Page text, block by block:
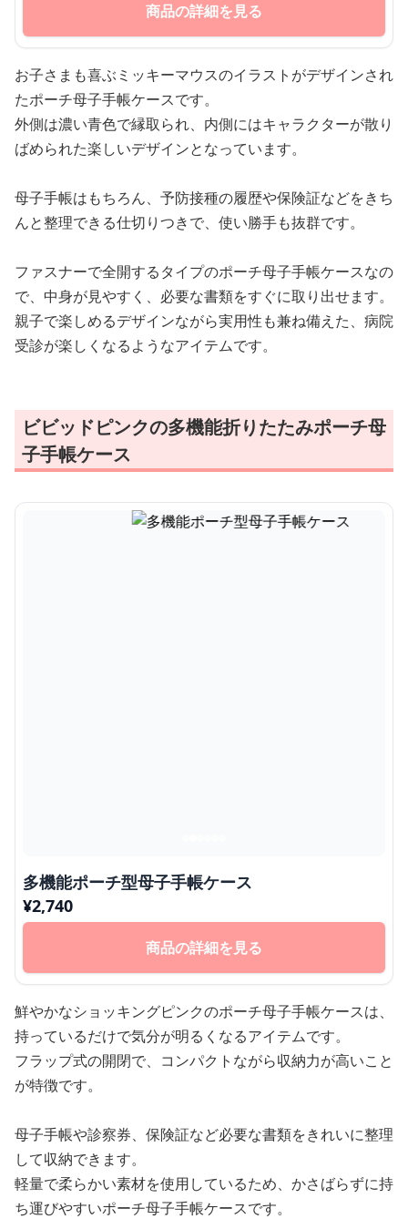
商品の詳細を見る
お子さまも喜ぶミッキーマウスのイラストがデザインされ
たポーチ母子手帳ケースです。
外側は濃い青色で縁取られ、内側にはキャラクターが散り
ばめられた楽しいデザインとなっています。
母子手帳はもちろん、予防接種の履歴や保険証などをきち
んと整理できる仕切りつきで、使い勝手も抜群です。
ファスナーで全開するタイプのポーチ母子手帳ケースなの
で、中身が見やすく、必要な書類をすぐに取り出せます。
親子で楽しめるデザインながら実用性も兼ね備えた、病院
受診が楽しくなるようなアイテムです。
ビビッドピンクの多機能折りたたみポーチ母
子手帳ケース
多機能ポーチ型母子手帳ケース
¥2,740
商品の詳細を見る
鮮やかなショッキングピンクのポーチ母子手帳ケースは、
持っているだけで気分が明るくなるアイテムです。
フラップ式の開閉で、コンパクトながら収納力が高いこと
が特徴です。
母子手帳や診察券、保険証など必要な書類をきれいに整理
して収納できます。
軽量で柔らかい素材を使用しているため、かさばらずに持
ち運びやすいポーチ母子手帳ケースです。